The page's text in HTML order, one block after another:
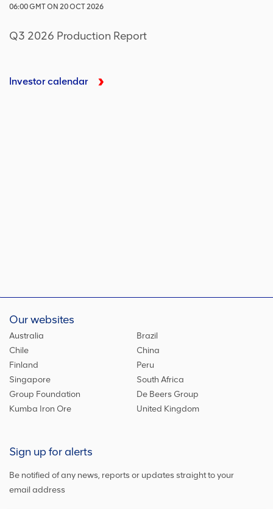
06:00GMTON 20 OCT 2026
Q3 2026 Production Report
Investor calendar
Our websites
Australia
Brazil
Chile
China
Finland
Peru
Singapore
South Africa
Group Foundation
De Beers Group
Kumba Iron Ore
United Kingdom
Sign up for alerts
Be notified of any news, reports or updates straight to your
email address